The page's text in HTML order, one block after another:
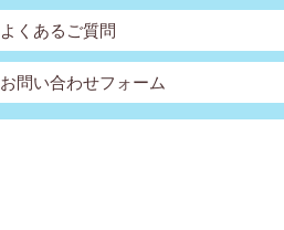
よくあるご質問
お問い合わせフォーム